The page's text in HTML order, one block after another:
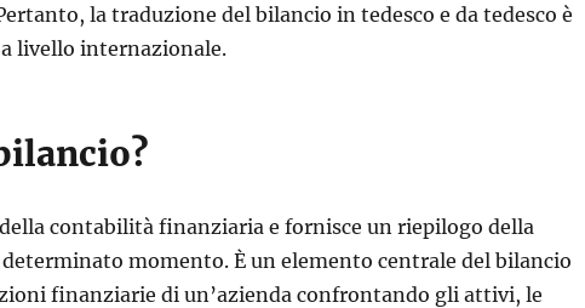
la traduzione del bilancio in tedesco e da tedesco è
livello internazionale.
contabilità finanziaria e fornisce un riepilogo della
momento. È un elemento centrale del bilancio
finanziarie di un’azienda confrontando gli attivi, le